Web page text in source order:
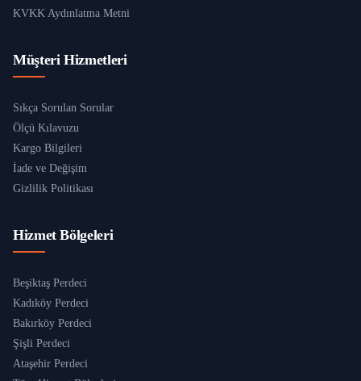
KVKK Aydınlatma Metni
Müşteri Hizmetleri
Sıkça Sorulan Sorular
Ölçü Kılavuzu
Kargo Bilgileri
İade ve Değişim
Gizlilik Politikası
Hizmet Bölgeleri
Beşiktaş Perdeci
Kadıköy Perdeci
Bakırköy Perdeci
Şişli Perdeci
Ataşehir Perdeci